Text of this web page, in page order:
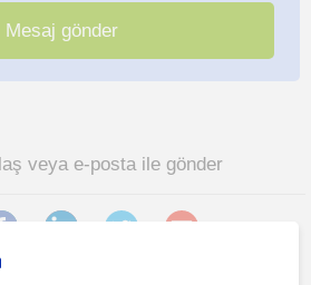
veya e-posta ile gönder